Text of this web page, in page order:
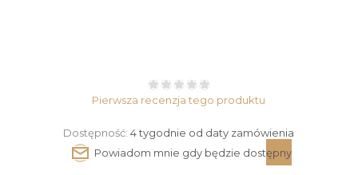
Pierwsza recenzja tego produktu
Dostępność: 4 tygodnie od daty zamówienia